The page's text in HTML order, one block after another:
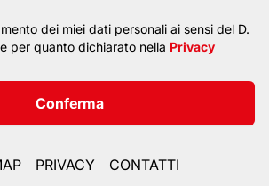
dei miei dati personali ai sensi del D.
per quanto dichiarato nella Privacy
Conferma
PRIVACY CONTATTI